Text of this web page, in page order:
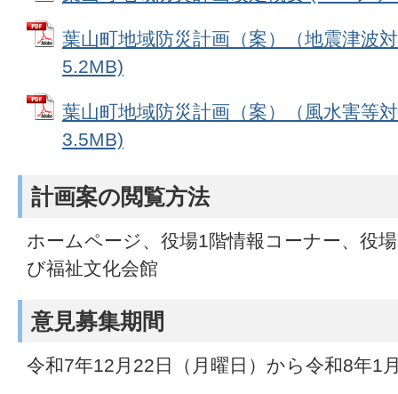
葉山町地域防災計画（案）（地震津波
5.2MB)
葉山町地域防災計画（案）（風水害等
3.5MB)
計画案の閲覧方法
ホームページ、役場1階情報コーナー、役
び福祉文化会館
意見募集期間
令和7年12月22日（月曜日）から令和8年1